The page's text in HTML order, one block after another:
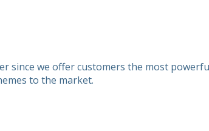
since we offer customers the most
to the market.